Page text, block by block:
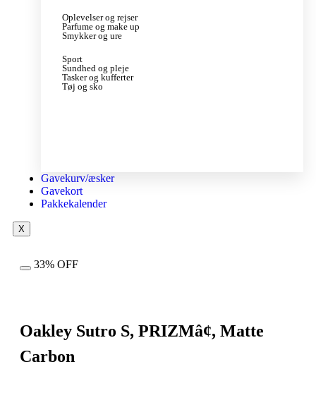
Oplevelser og rejser
Parfume og make up
Smykker og ure
Sport
Sundhed og pleje
Tasker og kufferter
Tøj og sko
Gavekurv/æsker
Gavekort
Pakkekalender
X
33% OFF
Oakley Sutro S, PRIZMâ¢, Matte
Carbon